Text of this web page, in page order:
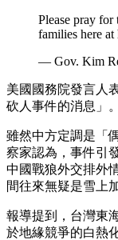
Please pray
families here at
— Gov. Kim
美國國務院發言人
砍人事件的消息」
雖然中方定調是「
察家認為，事件引
中國戰狼外交排外
間往來無疑是雪上
報導提到，台灣東
於地緣競爭的白熱